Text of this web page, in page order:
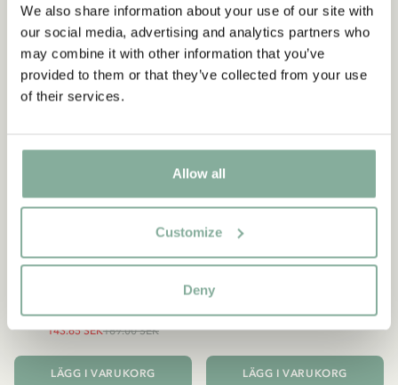
We also share information about your use of our site with
our social media, advertising and analytics partners who
may combine it with other information that you’ve
provided to them or that they’ve collected from your use
of their services.
Allow all
Customize
Deny
Countdown zur
143.65 SEK169.00 SEK
LÄGG I VARUKORG
Pippi Langstrumpf feiert
Geburtstag (tyska)
LÄGG I VARUKORG
Börja prenumerera på Astrid Lindgrenbutikens
nyhetsbrev för unika erbjudanden och fakta om
Astrid Lindgren. Dessutom får du 10% rabatt på